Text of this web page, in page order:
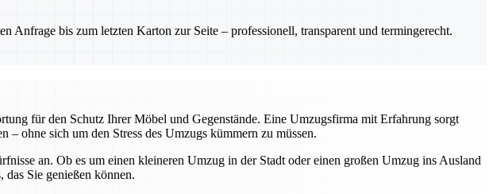
Anfrage bis zum letzten Karton zur Seite – professionell, transparent und termingerecht.
für den Schutz Ihrer Möbel und Gegenstände. Eine Umzugsfirma mit Erfahrung sorgt
– ohne sich um den Stress des Umzugs kümmern zu müssen.
an. Ob es um einen kleineren Umzug in der Stadt oder einen großen Umzug ins Ausland
Sie genießen können.